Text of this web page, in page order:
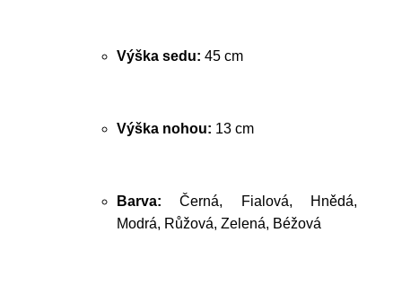
Výška sedu: 45 cm
Výška nohou: 13 cm
Barva: Černá, Fialová, Hnědá,
Modrá, Růžová, Zelená, Béžová